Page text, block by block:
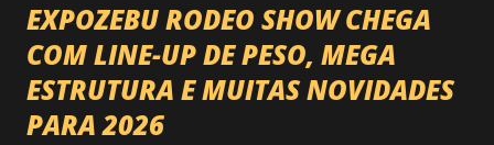
EXPOZEBU RODEO SHOW CHEGA
COM LINE-UP DE PESO, MEGA
ESTRUTURA E MUITAS NOVIDADES
PARA 2026